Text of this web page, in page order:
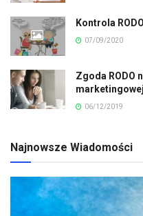
Kontrola
07/09/2020
Zgoda RODO
marketingowej
06/12/2019
Najnowsze Wiadomości